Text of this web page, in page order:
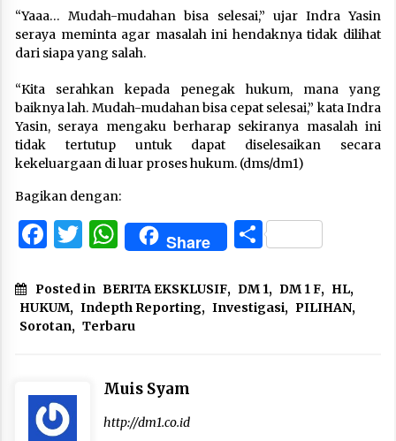
“Yaaa… Mudah-mudahan bisa selesai,” ujar Indra Yasin
seraya meminta agar masalah ini hendaknya tidak dilihat
dari siapa yang salah.
“Kita serahkan kepada penegak hukum, mana yang
baiknya lah. Mudah-mudahan bisa cepat selesai,” kata Indra
Yasin, seraya mengaku berharap sekiranya masalah ini
tidak tertutup untuk dapat diselesaikan secara
kekeluargaan di luar proses hukum. (dms/dm1)
Bagikan dengan:
Facebook
Twitter
WhatsApp
Share Share
Posted in BERITA EKSKLUSIF, DM 1, DM 1 F, HL,
HUKUM, Indepth Reporting, Investigasi, PILIHAN,
Sorotan, Terbaru
Muis Syam
http://dm1.co.id